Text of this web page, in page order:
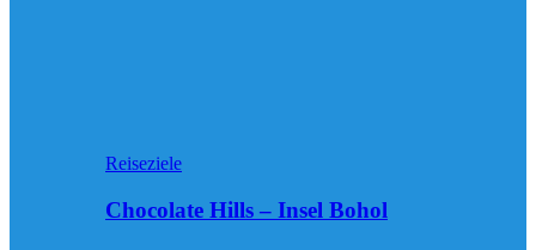
Reiseziele
Chocolate Hills – Insel Bohol